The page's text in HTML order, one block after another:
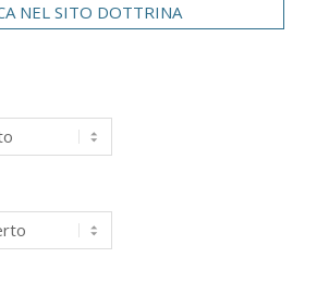
NEL SITO DOTTRINA